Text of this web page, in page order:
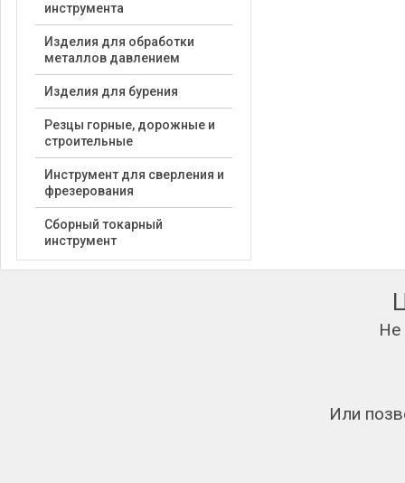
инструмента
Изделия для обработки
металлов давлением
Изделия для бурения
Резцы горные, дорожные и
строительные
Инструмент для сверления и
фрезерования
Сборный токарный
инструмент
Не
Или